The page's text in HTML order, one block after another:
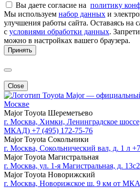
Вы даете согласие на политику
Мы используем набор данных и
улучшения работы сайта. Оставаясь на
с условиями обработки данных.
можно в настройках вашего браузера.
Принять
Close
Major —
Москве
Major Toyota Шереметьево
г. Москва, Химки, Ленинградское
МКАД) +7 (495) 172-75-76
Major Toyota Сокольники
г. Москва, Сокольнический вал, д. 1 л
Major Toyota Магистральная
г. Москва, ул. 1-я Магистральная, д. 13с2
Major Toyota Новорижский
г. Москва, Новорижское ш. 9 км от